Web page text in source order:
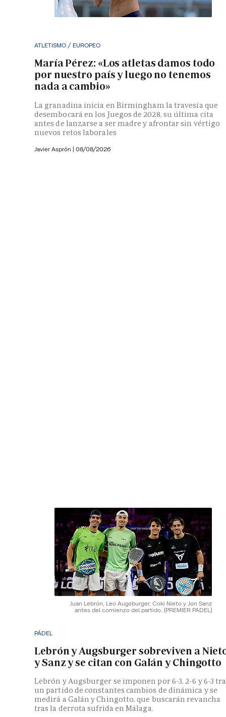
ATLETISMO / EUROPEO
María Pérez: «Los atletas damos todo
por nuestro país y luego no tenemos
nada a cambio»
La granadina inicia en Birmingham la travesía que
desembocará en los Juegos de 2028, su última cita
antes de lanzarse a ser madre y afrontar sin vértigo
nuevos retos laborales
Javier Asprón | 08/08/2026
Juan Lebrón, Leo Augsburger, Coki Nieto y Jon Sanz
antes del comienzo del partido. (PREMIER PADEL)
PÁDEL
Lebrón y Augsburger sobreviven a
y Sanz y se citan con Galán y Chingotto
Lebrón y Augsburger se imponen por 6-3, 2-6 y 6-3
un partido de constantes cambios de dinámica y se
medirá a Galán y Chingotto, que buscarán revancha
tras la derrota sufrida en Málaga.